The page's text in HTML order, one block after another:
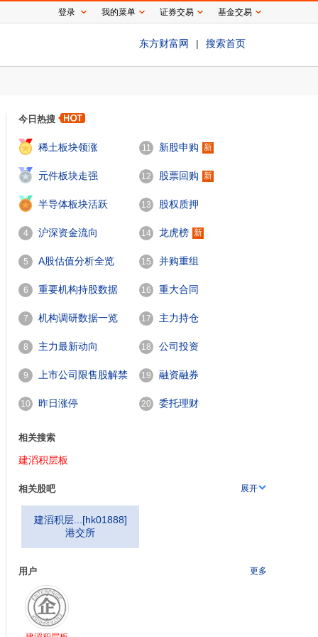
东方财富网 | 搜索首页
今日热搜
稀土板块领涨
2
元件板块走强
3
半导体板块活跃
4 沪深资金流向
5 A股估值分析全览
6 重要机构持股数据
7 机构调研数据一览
8 主力最新动向
9 上市公司限售股解禁
一览
10 昨日涨停
11 新股申购 新
12 股票回购 新
13 股权质押
14 龙虎榜 新
15 并购重组
16 重大合同
17 主力持仓
18 公司投资
19 融资融券
20 委托理财
相关搜索
建滔积层板
相关股吧 展开
建滔积层... [hk01888]
港交所
用户 更多
登录 我的菜单 证券交易 基金交易